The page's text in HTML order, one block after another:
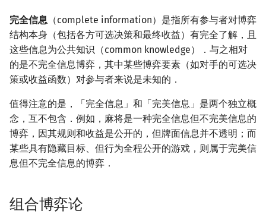
完全信息 （complete information）是指所有参与者对博弈
结构本身（包括各方可选决策和最终收益）有完全了解，且
这些信息为公共知识（common knowledge）．与之相对
的是不完全信息博弈，其中某些博弈要素（如对手的可选决
策或收益函数）对参与者来说是未知的．
值得注意的是，「完全信息」和「完美信息」是两个独立概
念，互不包含．例如，麻将是一种完全信息但不完美信息的
博弈，因其规则和收益是公开的，但牌面信息并不透明；而
某些具有隐藏目标、但行为全程公开的游戏，则属于完美信
息但不完全信息的博弈．
组合博弈论